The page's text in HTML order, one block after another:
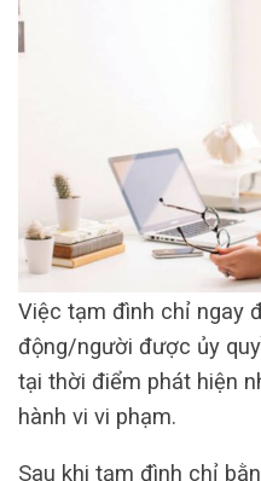
Việc tạm đình chỉ ngay
động/người được ủy
tại thời điểm phát hiện
hành vi vi phạm.
Sau khi tạm đình chỉ